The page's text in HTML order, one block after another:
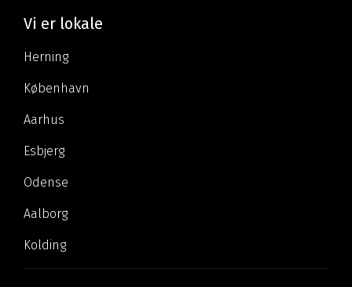
Vi er lokale
Herning
København
Aarhus
Esbjerg
Odense
Aalborg
Kolding